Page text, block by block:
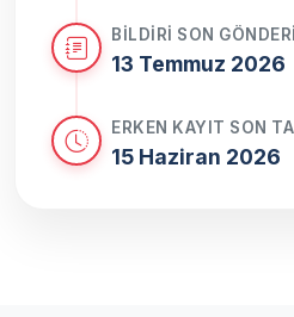
BILDIRI SON
13 Temmuz 2026
ERKEN KAYIT SON
15 Haziran 2026